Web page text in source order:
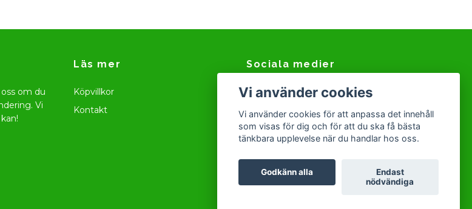
om du
Vi
Läs mer
Köpvillkor
Kontakt
Sociala medier
Facebook
Instagram
Snapchat
Tiktok
Vi använder cookies
Vi använder cookies för att anpassa det innehåll
som visas för dig och för att du ska få bästa
tänkbara upplevelse när du handlar hos oss.
Godkänn alla
Endast
nödvändiga